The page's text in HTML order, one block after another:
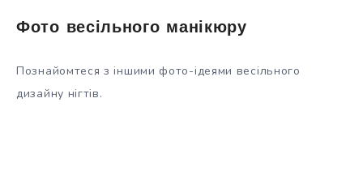
Фото весільного манікюру
Познайомтеся з іншими фото-ідеями весільного
дизайну нігтів.